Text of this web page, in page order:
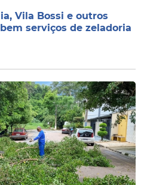
Vila Bossi e outros
serviços de zeladoria